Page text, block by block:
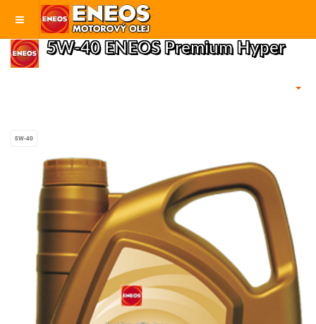
5W-40 ENEOS Premium Hyper
5W-40